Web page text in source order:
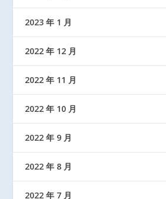
2023 年 1 月
2022 年 12 月
2022 年 11 月
2022 年 10 月
2022 年 9 月
2022 年 8 月
2022 年 7 月